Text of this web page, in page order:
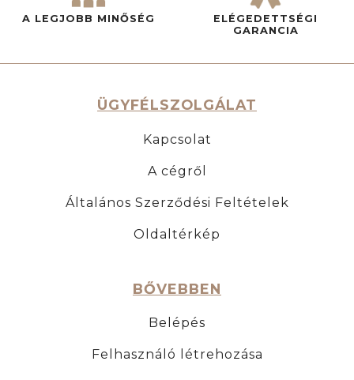
A LEGJOBB MINŐSÉG
ELÉGEDETTSÉGI
GARANCIA
ÜGYFÉLSZOLGÁLAT
Kapcsolat
A cégről
Általános Szerződési Feltételek
Oldaltérkép
BŐVEBBEN
Belépés
Felhasználó létrehozása